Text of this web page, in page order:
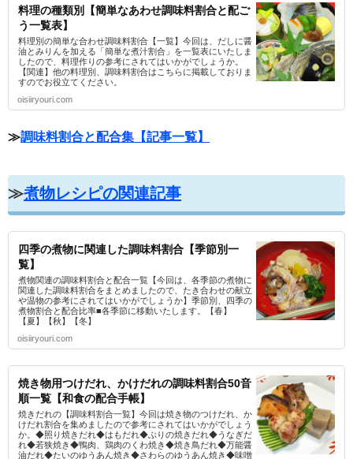
料理の種類別【簡単なあわせ調味料割合と配ご
う一覧表】
料理別の簡単な合わせ調味料割合【一覧】今回は、だしに醤
油とみりんを加える「簡単な煮汁割合」を一覧表にいたしま
したので、料理作りの参考にされてはいかがでしょうか。
【関連】他の料理別、調味料割合はこちらに掲載しておりま
すのでお役立てください。
oisiiryouri.com
≫調味料割合と配合集【記事一覧】
≫煮物レシピの関連記事
四季の煮物に関連した調味料割合【季節別一
覧】
煮物関連の調味料割合と配合一覧【今回は、各季節の煮物に
関連した調味料割合をまとめましたので、たき合わせの献立
や温物の参考にされてはいかがでしょうか】季節別、四季の
煮物割合と配合比率■各季節に移動いたします。【春】
【夏】【秋】【冬】
oisiiryouri.com
焼き物用つけだれ、かけだれの調味料割合50音
順一覧【和食の配合手帳】
焼きだれの【調味料割合一覧】今回は焼き物のつけだれ、か
けだれ割合を集めましたので参考にされてはいかがでしょう
か。◆照り焼きだれ◆はもだれ◆ぶりの焼きだれ◆うなぎだ
れ◆若狭焼き◆鴨肉、鶏肉のくわ焼き◆焼き鳥だれ◆万能醤
油だれ◆たいのゆうあん焼き◆さわらのゆうあん焼き◆味噌